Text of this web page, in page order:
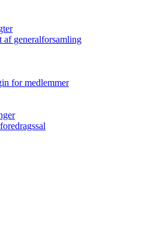
af generalforsamling
for medlemmer